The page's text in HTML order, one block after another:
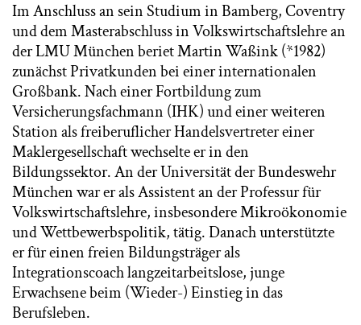
Im Anschluss an sein Studium in Bamberg, Coventry
und dem Masterabschluss in Volkswirtschaftslehre an
der LMU München beriet Martin Waßink (*1982)
zunächst Privatkunden bei einer internationalen
Großbank. Nach einer Fortbildung zum
Versicherungsfachmann (IHK) und einer weiteren
Station als freiberuflicher Handelsvertreter einer
Maklergesellschaft wechselte er in den
Bildungssektor. An der Universität der Bundeswehr
München war er als Assistent an der Professur für
Volkswirtschaftslehre, insbesondere Mikroökonomie
und Wettbewerbspolitik, tätig. Danach unterstützte
er für einen freien Bildungsträger als
Integrationscoach langzeitarbeitslose, junge
Erwachsene beim (Wieder-) Einstieg in das
Berufsleben.